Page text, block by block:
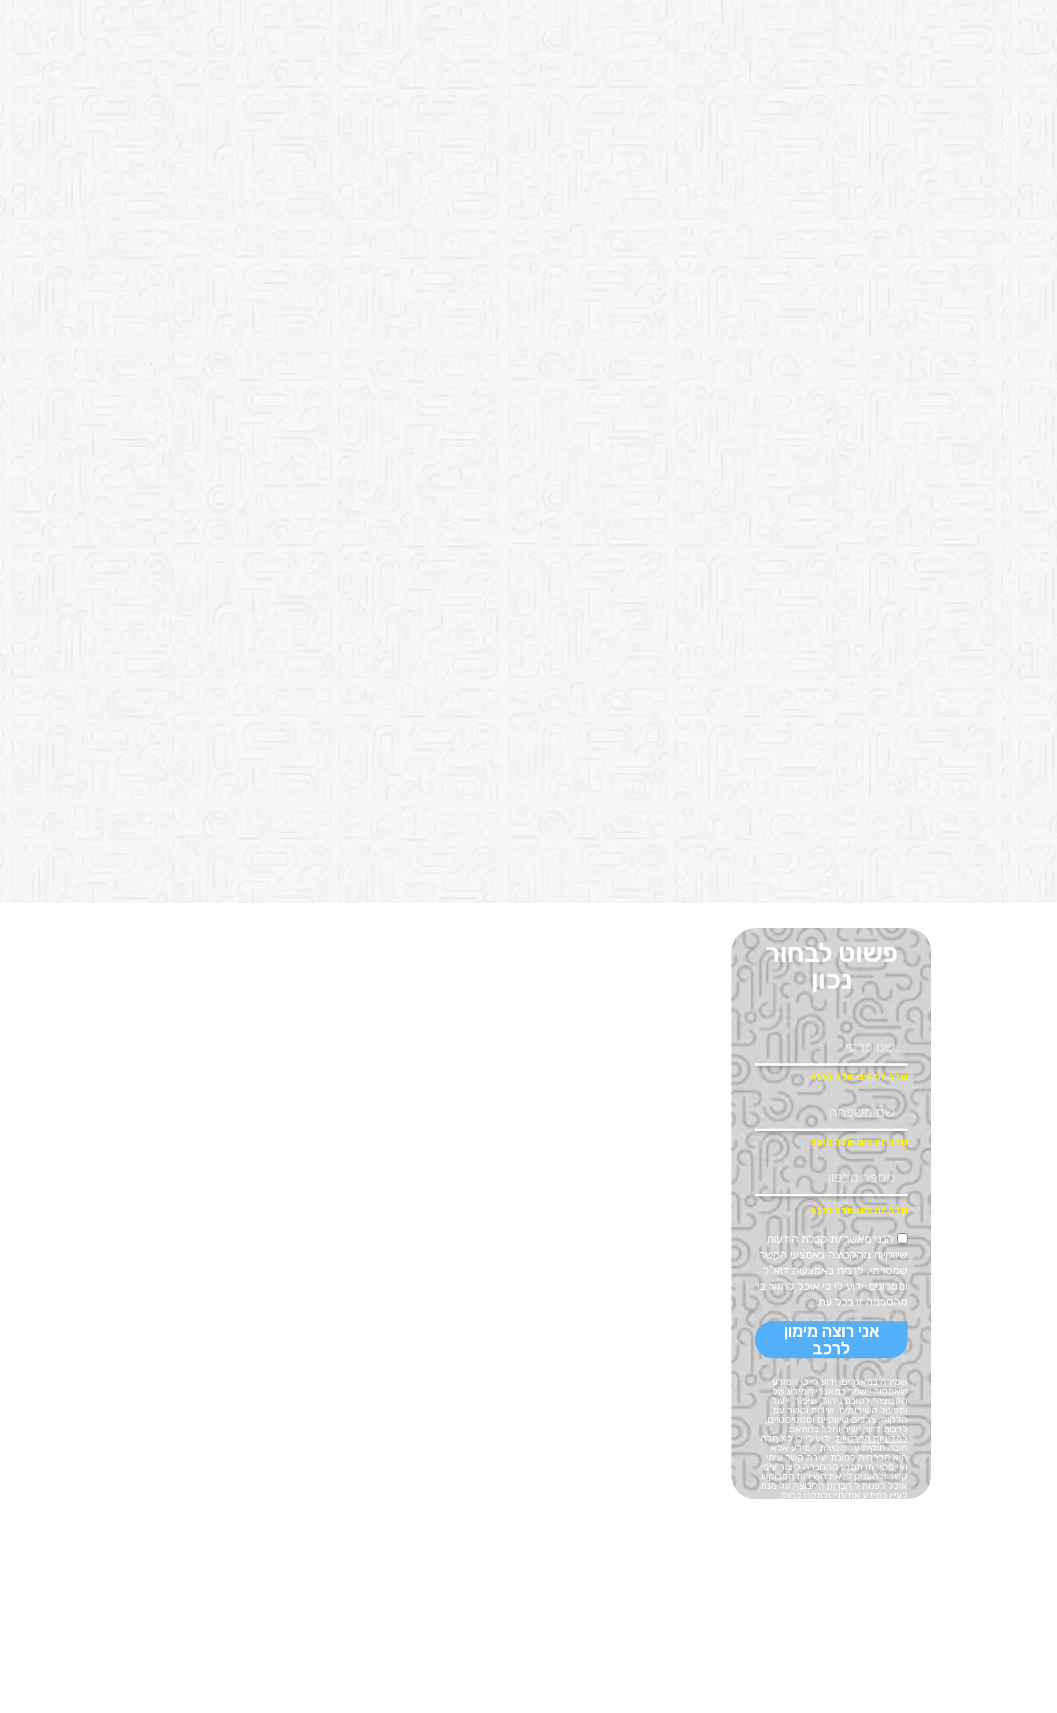
פשוט לבחור
נכון
הנני מאשר/ת קבלת הודעות
שיווקיות מהקבוצה באמצעי הקשר
שמסרתי, לרבות באמצעות דוא"ל
ומסרונים. ידוע לי כי אוכל לחזור בי
מהסכמה זו בכל עת.
אני רוצה מימון
לרכב
שמירה במאגרים: ידוע לי כי המידע
שאמסור יישמר במאגרי המידע של
הקבוצה* לטובת ניהול, שיפור, ייעול
ותפעול השירותים, שירות וקשר עם
הלקוח, צרכים שיווקיים וסטטיסטיים,
לרבות דיוור ישיר והכל בהתאם
למדיניות הפרטיות. ידוע לי כי לא חלה
חובה חוקית על מסירת המידע אלא
היא הכרחית לטובת יצירת קשר עימי
ואי מסירתו תמנע מהחברה ליצור עימי
קשר ולהעניק לי את השירות המבוקש.
אוכל לפנות ל חברות הקבוצה על מנת
לעיין במידע אודותיי ולתקנו כחוק.